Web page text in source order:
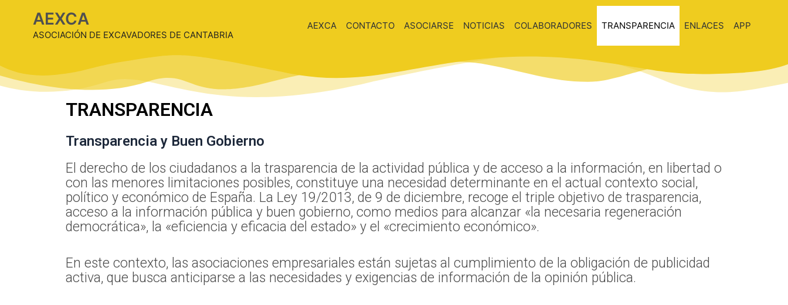
AEXCA
ASOCIACIÓN DE EXCAVADORES DE CANTABRIA
AEXCA CONTACTO ASOCIARSE NOTICIAS COLABORADORES TRANSPARENCIA ENLACES APP
TRANSPARENCIA
Transparencia y Buen Gobierno
El derecho de los ciudadanos a la trasparencia de la actividad pública y de acceso a la información, en libertad o
con las menores limitaciones posibles, constituye una necesidad determinante en el actual contexto social,
político y económico de España. La Ley 19/2013, de 9 de diciembre, recoge el triple objetivo de trasparencia,
acceso a la información pública y buen gobierno, como medios para alcanzar «la necesaria regeneración
democrática», la «eficiencia y eficacia del estado» y el «crecimiento económico».
En este contexto, las asociaciones empresariales están sujetas al cumplimiento de la obligación de publicidad
activa, que busca anticiparse a las necesidades y exigencias de información de la opinión pública.